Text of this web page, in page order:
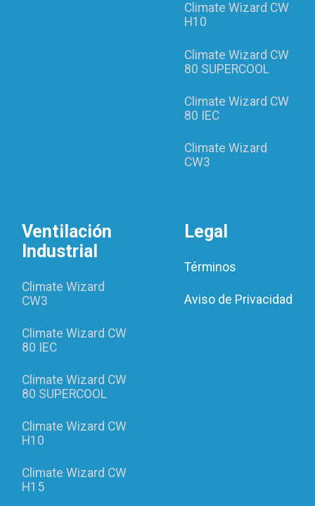
Climate Wizard CW
H10
Climate Wizard CW
80 SUPERCOOL
Climate Wizard CW
80 IEC
Climate Wizard
CW3
Ventilación
Industrial
Climate Wizard
CW3
Climate Wizard CW
80 IEC
Climate Wizard CW
80 SUPERCOOL
Climate Wizard CW
H10
Climate Wizard CW
H15
Legal
Términos
Aviso de Privacidad